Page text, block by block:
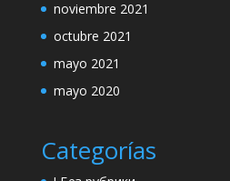
noviembre 2021
octubre 2021
mayo 2021
mayo 2020
Categorías